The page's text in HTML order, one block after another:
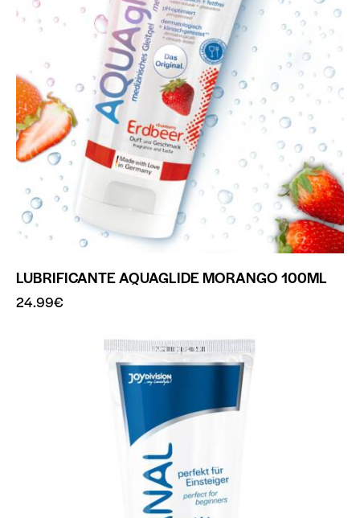
LUBRIFICANTE AQUAGLIDE MORANGO 100ML
24.99€